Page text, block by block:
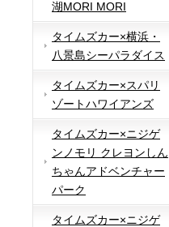
湖MORI MORI
タイムズカー×横浜・
八景島シーパラダイス
タイムズカー×スパリ
ゾートハワイアンズ
タイムズカー×ニジゲ
ンノモリ クレヨンしん
ちゃんアドベンチャー
パーク
タイムズカー×ニジゲ